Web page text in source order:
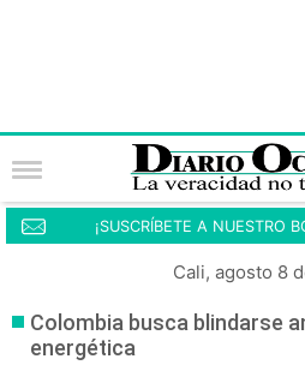
¡SUSCRÍBETE A NUESTRO
Cali, agosto 8
Colombia busca blindarse
energética